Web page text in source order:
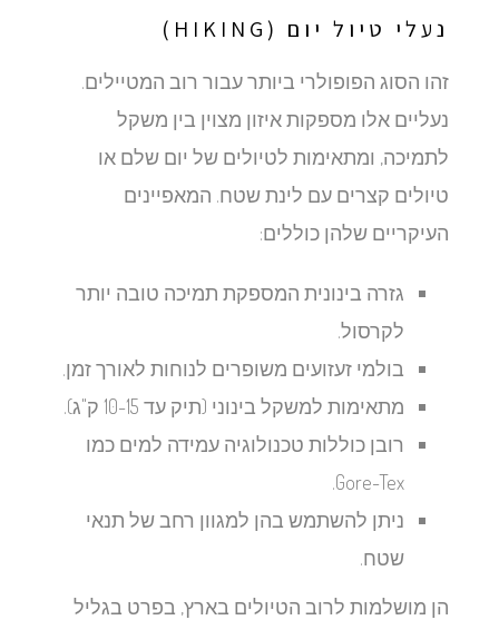
נעלי טיול יום (HIKING)
זהו הסוג הפופולרי ביותר עבור רוב המטיילים.
נעליים אלו מספקות איזון מצוין בין משקל
לתמיכה, ומתאימות לטיולים של יום שלם או
טיולים קצרים עם לינת שטח. המאפיינים
העיקריים שלהן כוללים:
גזרה בינונית המספקת תמיכה טובה יותר
לקרסול.
בולמי זעזועים משופרים לנוחות לאורך זמן.
מתאימות למשקל בינוני (תיק עד 10-15 ק"ג).
רובן כוללות טכנולוגיה עמידה למים כמו
Gore-Tex.
ניתן להשתמש בהן למגוון רחב של תנאי
שטח.
הן מושלמות לרוב הטיולים בארץ, בפרט בגליל